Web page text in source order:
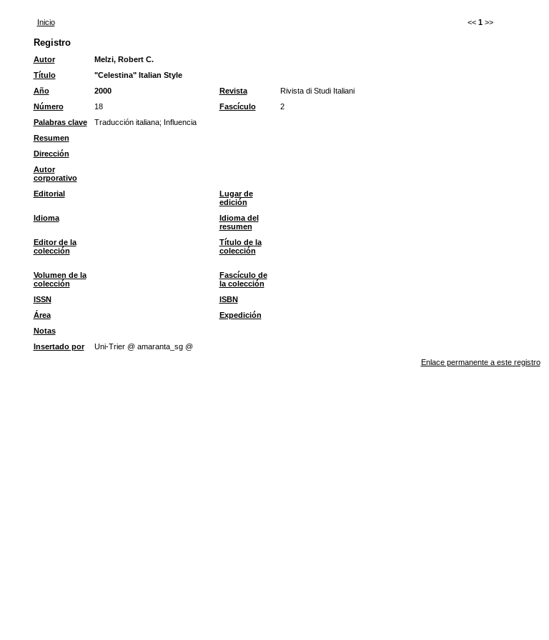
Inicio << 1 >>
Registro
Autor
Melzi, Robert C.
Título
"Celestina" Italian Style
Año
2000 Revista Rivista di Studi Italiani
Número
18 Fascículo 2
Palabras clave
Traducción italiana; Influencia
Resumen
Dirección
Autor
corporativo
Editorial
Lugar de
edición
Idioma
Idioma del
resumen
Editor de la
colección
Título de la
colección
Volumen de la
colección
Fascículo de
la colección
ISSN ISBN
Área
Expedición
Notas
Insertado por
Uni-Trier @ amaranta_sg @
Enlace permanente a este registro